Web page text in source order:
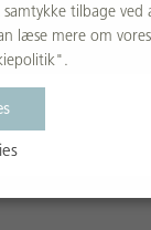
tilbage ved
læse mere om vores